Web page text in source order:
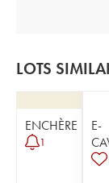
LOTS
ENCHÈRE
1
E-